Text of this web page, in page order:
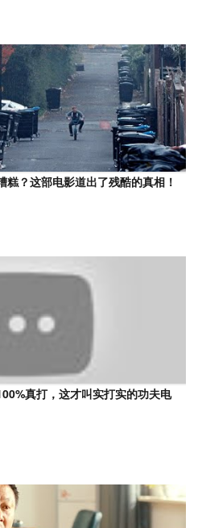
糕？这部电影道出了残酷的真相！
真打，这才叫实打实的功夫电